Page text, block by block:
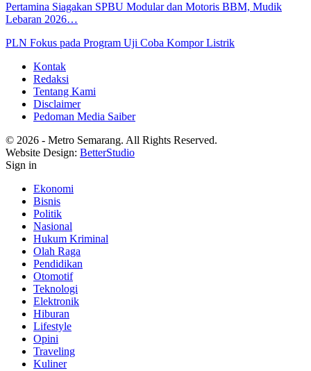
Pertamina Siagakan SPBU Modular dan Motoris BBM, Mudik
Lebaran 2026…
PLN Fokus pada Program Uji Coba Kompor Listrik
Kontak
Redaksi
Tentang Kami
Disclaimer
Pedoman Media Saiber
© 2026 - Metro Semarang. All Rights Reserved.
Website Design: BetterStudio
Sign in
Ekonomi
Bisnis
Politik
Nasional
Hukum Kriminal
Olah Raga
Pendidikan
Otomotif
Teknologi
Elektronik
Hiburan
Lifestyle
Opini
Traveling
Kuliner